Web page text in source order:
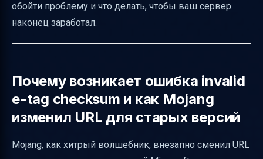
Что делать, если Forge-установщик не
запускается или не может скачать
серверный jar
1.7.10 с модами
Как отличить vanilla сервер от Forge-
сервера
Краткий чеклист для устранения ошибки
обойти проблему и что делать, чтобы ваш сервер
наконец заработал.
Почему возникает ошибка invalid
e-tag checksum и как Mojang
изменил URL для старых версий
Mojang, как хитрый волшебник, внезапно сменил URL